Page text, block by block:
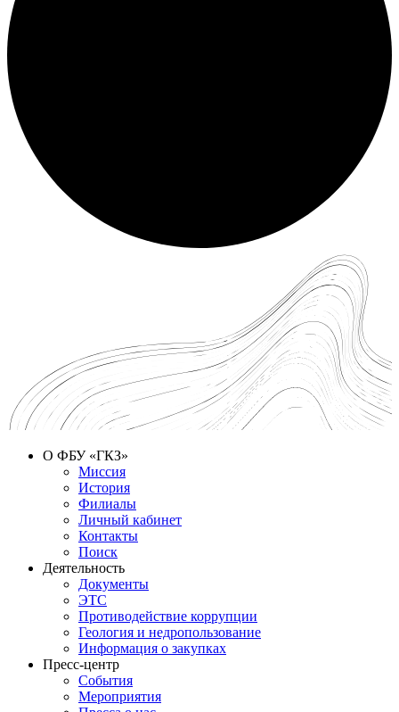
О ФБУ «ГКЗ»
Миссия
История
Филиалы
Личный кабинет
Контакты
Поиск
Деятельность
Документы
ЭТС
Противодействие коррупции
Геология и недропользование
Информация о закупках
Пресс-центр
События
Мероприятия